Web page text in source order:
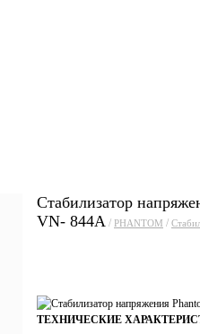
Стабилизатор
VN- 844А / PHANTOM /
ТЕХНИЧЕСКИЕ